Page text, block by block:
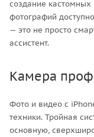
создание
фотографий
— это не просто
ассистент.
Камера
Фото и видео с
техники. Тройная
основную,